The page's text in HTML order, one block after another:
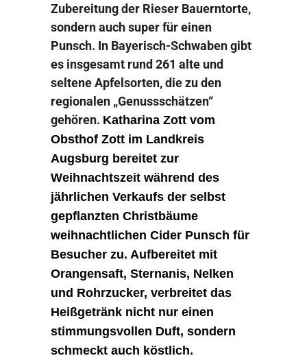
Zubereitung der Rieser Bauerntorte,
sondern auch super für einen
Punsch. In Bayerisch-Schwaben gibt
es insgesamt rund 261 alte und
seltene Apfelsorten, die zu den
regionalen „Genussschätzen“
gehören. Katharina Zott vom
Obsthof Zott im Landkreis
Augsburg bereitet zur
Weihnachtszeit während des
jährlichen Verkaufs der selbst
gepflanzten Christbäume
weihnachtlichen Cider Punsch für
Besucher zu. Aufbereitet mit
Orangensaft, Sternanis, Nelken
und Rohrzucker, verbreitet das
Heißgetränk nicht nur einen
stimmungsvollen Duft, sondern
schmeckt auch köstlich.